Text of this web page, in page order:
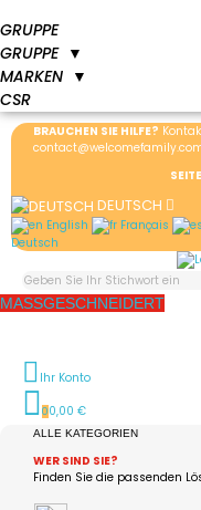
GRUPPE
GRUPPE ▼
MARKEN ▼
CSR
BRAUCHEN SIE HILFE?
DEUTSCH
English Français
Deutsch
MASSGESCHNEIDERT
Ihr Konto
00,00 €
ALLE KATEGORIEN
WER SIND SIE?
Finden Sie die passenden